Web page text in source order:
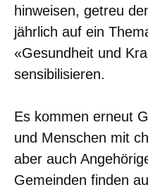
hinweisen, getreu
jährlich auf ein
«Gesundheit und
sensibilisieren.
Es kommen erneut
und Menschen mit
aber auch
Gemeinden finden